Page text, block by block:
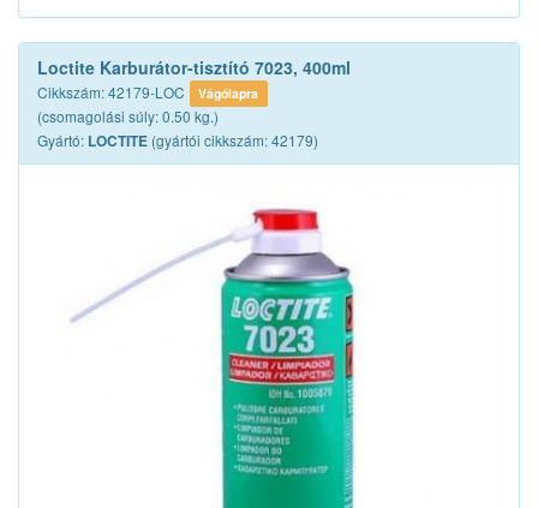
Loctite Karburátor-tisztító 7023, 400ml
Cikkszám: 42179-LOC Vágólapra
(csomagolási súly: 0.50 kg.)
Gyártó: LOCTITE (gyártói cikkszám: 42179)